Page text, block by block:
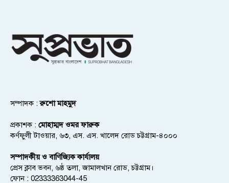
সম্পাদক :রুশো মাহমুদ
প্রকাশক : মোহাম্মদ ওমর ফারুক
কর্ণফুলী টাওয়ার, ৬৩, এস. এস. খালেদ রোড চট্টগ্রাম-৪০০০
সম্পাদকীয় ও বাণিজ্যিক কার্যালয়
প্রেস ক্লাব ভবন, ৬ষ্ঠ তলা, জামালখান রোড, চট্টগ্রাম।
ফোন : 02333363044-45